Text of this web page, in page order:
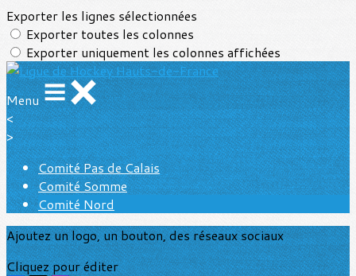
Exporter les lignes sélectionnées
Exporter toutes les colonnes
Exporter uniquement les colonnes affichées
Menu
<
>
Comité Pas de Calais
Comité Somme
Comité Nord
Ajoutez un logo, un bouton, des réseaux sociaux
Cliquez pour éditer